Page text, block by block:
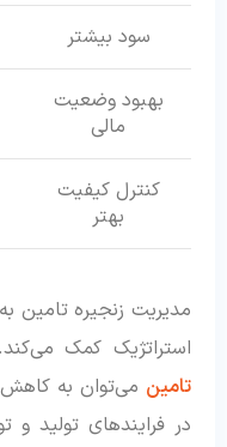
سود بیشتر
بهبود وضعیت
مالی
کنترل کیفیت
بهتر
مدیریت زنجیره تامین
استراتژیک کمک
تامین می‌توان به کاهش
در فرایندهای تولید و